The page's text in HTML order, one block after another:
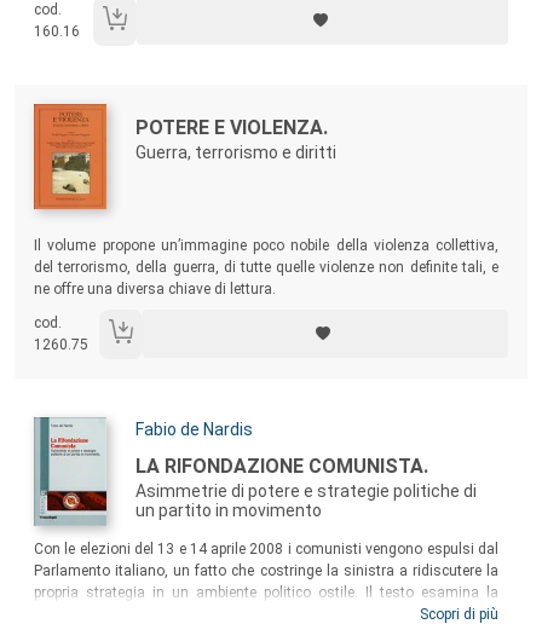
problematica dei diritti umani che nell’opera del filosofo torinese
occupa una posizione di assoluta centralità.
cod.
160.16
Autori:
Titolo:
POTERE E VIOLENZA.
Guerra, terrorismo e diritti
Il volume propone un’immagine poco nobile della violenza collettiva,
del terrorismo, della guerra, di tutte quelle violenze non definite tali, e
ne offre una diversa chiave di lettura.
cod.
1260.75
Autori:
Fabio de Nardis
Titolo:
LA RIFONDAZIONE COMUNISTA.
Asimmetrie di potere e strategie politiche di
un partito in movimento
Sommario:
Con le elezioni del 13 e 14 aprile 2008 i comunisti vengono espulsi dal
Parlamento italiano, un fatto che costringe la sinistra a ridiscutere la
propria strategia in un ambiente politico ostile. Il testo esamina la
dialettica interna e i meccanismi di elaborazione strategica di una
Scopri di più